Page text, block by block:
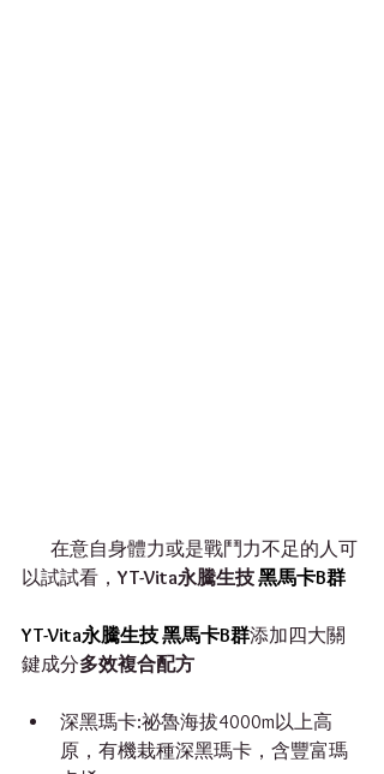
在意自身體力或是戰鬥力不足的人可
以試試看，YT-Vita永騰生技 黑馬卡B群
YT-Vita永騰生技 黑馬卡B群添加四大關
鍵成分多效複合配方
深黑瑪卡:祕魯海拔4000m以上高
原，有機栽種深黑瑪卡，含豐富瑪